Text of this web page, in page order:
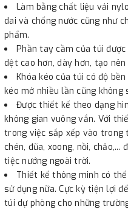
Làm bằng chất liệu vải
dai và chống nước cũng như
phẩm.
Phần tay cầm của túi
dệt cao hơn, dày hơn, tạo nên
Khóa kéo của túi có độ
kéo mở nhiều lần cũng không
Được thiết kế theo dạng
không gian vuông vắn. Với
trong việc sắp xếp vào trong
chén, đũa, xoong, nồi, chảo,...
tiệc nướng ngoài trời.
Thiết kế thông minh có
sử dụng nữa. Cực kỳ tiện lợi
túi dự phòng cho những